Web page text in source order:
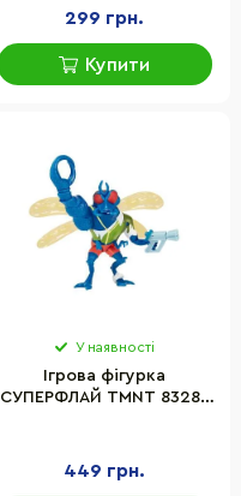
299 грн.
Купити
У наявності
Ігрова фігурка
СУПЕРФЛАЙ TMNT 83287
449 грн.